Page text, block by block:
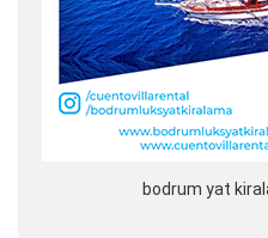
bodrum yat